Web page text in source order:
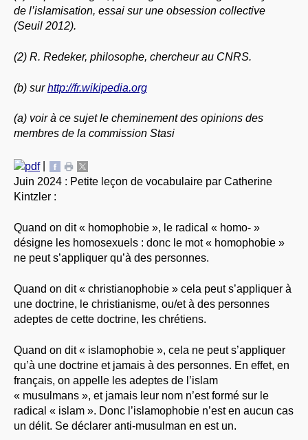
de l’islamisation, essai sur une obsession collective
(Seuil 2012).
(2) R. Redeker, philosophe, chercheur au CNRS.
(b) surhttp://fr.wikipedia.org
(a) voir à ce sujet le cheminement des opinions des
membres de la commission Stasi
|
Juin 2024 : Petite leçon de vocabulaire par Catherine
Kintzler :
Quand on dit « homophobie », le radical « homo- »
désigne les homosexuels : donc le mot « homophobie »
ne peut s’appliquer qu’à des personnes.
Quand on dit « christianophobie » cela peut s’appliquer à
une doctrine, le christianisme, ou/et à des personnes
adeptes de cette doctrine, les chrétiens.
Quand on dit « islamophobie », cela ne peut s’appliquer
qu’à une doctrine et jamais à des personnes. En effet, en
français, on appelle les adeptes de l’islam
« musulmans », et jamais leur nom n’est formé sur le
radical « islam ». Donc l’islamophobie n’est en aucun cas
un délit. Se déclarer anti-musulman en est un.